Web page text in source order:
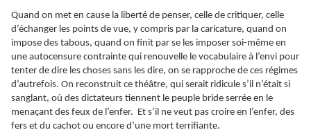
Quand on met en cause la liberté de penser, celle de critiquer, celle
d’échanger les points de vue, y compris par la caricature, quand on
impose des tabous, quand on finit par se les imposer soi-même en
une autocensure contrainte qui renouvelle le vocabulaire à l’envi pour
tenter de dire les choses sans les dire, on se rapproche de ces régimes
d’autrefois. On reconstruit ce théâtre, qui serait ridicule s’il n’était si
sanglant, où des dictateurs tiennent le peuple bride serrée en le
menaçant des feux de l’enfer. Et s’il ne veut pas croire en l’enfer, des
fers et du cachot ou encore d’une mort terrifiante.